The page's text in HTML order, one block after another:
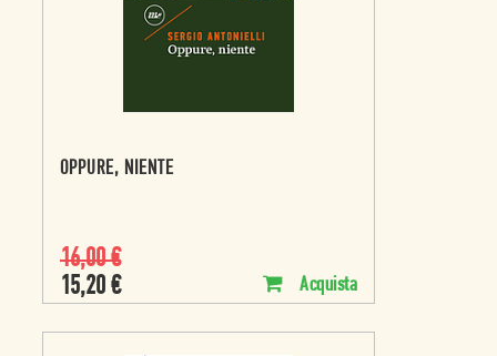
OPPURE, NIENTE
16,00€
15,20 € Acquista